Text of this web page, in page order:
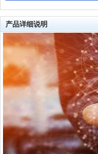
产品详细说明